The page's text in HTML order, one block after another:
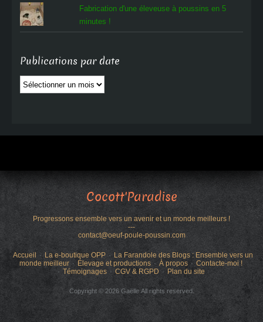
Fabrication d'une éleveuse à poussins en 5
minutes !
Publications par date
Publications
par
Cocott'Paradise
Progressons ensemble vers un avenir et un monde meilleurs !
---
contact@oeuf-poule-poussin.com
Accueil La e-boutique OPP
La Farandole des Blogs : Ensemble vers un
monde meilleur
Élevage et productions À propos
Contacte-moi !
Témoignages
CGV & RGPD Plan du site
Copyright © 2026 Gaëlle.All rights reserved.